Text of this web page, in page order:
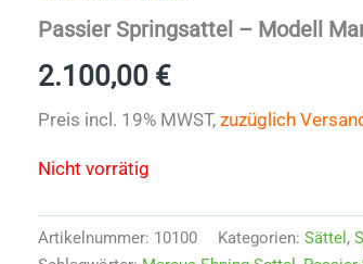
Passier Springsattel – Modell
2.100,00 €
Preis incl. 19% MWST, zuzüglich
Nicht vorrätig
Artikelnummer: 10100 Kategorien: Sättel ,